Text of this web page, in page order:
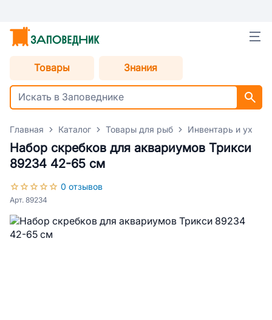
Товары Знания
Главная Каталог Товары для рыб Инвентарь и уход
Набор скребков для аквариумов Трикси
89234 42-65 см
0 отзывов
Арт. 89234